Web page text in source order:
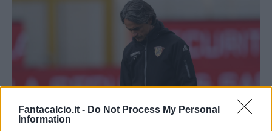
Fantacalcio.it - Do Not Process My Personal
Information